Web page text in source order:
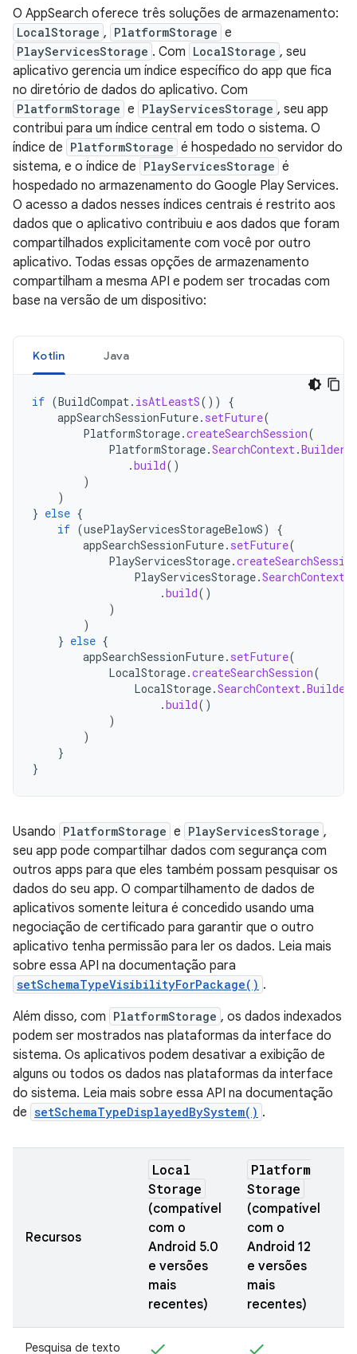
O AppSearch oferece três soluções de armazenamento:
LocalStorage , PlatformStorage e
PlayServicesStorage . Com LocalStorage , seu
aplicativo gerencia um índice específico do app que fica
no diretório de dados do aplicativo. Com
PlatformStorage e PlayServicesStorage , seu app
contribui para um índice central em todo o sistema. O
índice de PlatformStorage é hospedado no servidor do
sistema, e o índice de PlayServicesStorage é
hospedado no armazenamento do Google Play Services.
O acesso a dados nesses índices centrais é restrito aos
dados que o aplicativo contribuiu e aos dados que foram
compartilhados explicitamente com você por outro
aplicativo. Todas essas opções de armazenamento
compartilham a mesma API e podem ser trocadas com
base na versão de um dispositivo:
Kotlin Java
if (BuildCompat. isAtLeastS())
{
appSearchSessionFuture. setFuture(
PlatformStorage.createSearchSession(
PlatformStorage.SearchContext.Builder
.build()
)
)
} else {
if (usePlayServicesStorageBelowS)
{
appSearchSessionFuture. setFuture(
PlayServicesStorage.createSearchSession
PlayServicesStorage.SearchContext
.build()
)
)
} else {
appSearchSessionFuture. setFuture(
LocalStorage.createSearchSession(
LocalStorage.SearchContext.Builder
.build()
)
)
}
}
Usando PlatformStorage e PlayServicesStorage ,
seu app pode compartilhar dados com segurança com
outros apps para que eles também possam pesquisar os
dados do seu app. O compartilhamento de dados de
aplicativos somente leitura é concedido usando uma
negociação de certificado para garantir que o outro
aplicativo tenha permissão para ler os dados. Leia mais
sobre essa API na documentação para
setSchemaTypeVisibilityForPackage() .
Além disso, com PlatformStorage , os dados indexados
podem ser mostrados nas plataformas da interface do
sistema. Os aplicativos podem desativar a exibição de
alguns ou todos os dados nas plataformas da interface
do sistema. Leia mais sobre essa API na documentação
de setSchemaTypeDisplayedBySystem() .
Recursos
Local
Storage
(compatível
com o
Android 5.0
e versões
mais
recentes)
Platform
Storage
(compatível
com o
Android 12
e versões
mais
recentes)
Pesquisa de texto